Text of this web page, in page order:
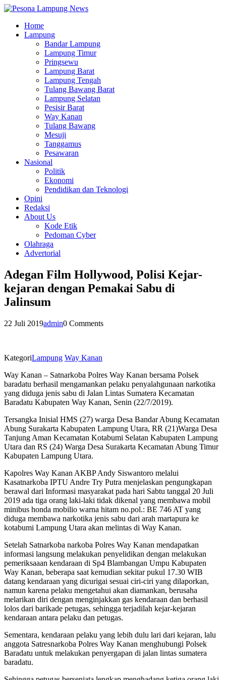
Home
Lampung
Bandar Lampung
Lampung Timur
Pringsewu
Lampung Barat
Lampung Tengah
Tulang Bawang Barat
Lampung Selatan
Pesisir Barat
Way Kanan
Tulang Bawang
Mesuji
Tanggamus
Pesawaran
Nasional
Politik
Ekonomi
Pendidikan dan Teknologi
Opini
Redaksi
About Us
Kode Etik
Pedoman Cyber
Olahraga
Advertorial
Adegan Film Hollywood, Polisi Kejar-
kejaran dengan Pemakai Sabu di
Jalinsum
22 Juli 2019admin0 Comments
KategoriLampung Way Kanan
Way Kanan – Satnarkoba Polres Way Kanan bersama Polsek
baradatu berhasil mengamankan pelaku penyalahgunaan narkotika
yang diduga jenis sabu di Jalan Lintas Sumatera Kecamatan
Baradatu Kabupaten Way Kanan, Senin (22/7/2019).
Tersangka Inisial HMS (27) warga Desa Bandar Abung Kecamatan
Abung Surakarta Kabupaten Lampung Utara, RR (21)Warga Desa
Tanjung Aman Kecamatan Kotabumi Selatan Kabupaten Lampung
Utara dan RS (24) Warga Desa Surakarta Kecamatan Abung Timur
Kabupaten Lampung Utara.
Kapolres Way Kanan AKBP Andy Siswantoro melalui
Kasatnarkoba IPTU Andre Try Putra menjelaskan pengungkapan
berawal dari Informasi masyarakat pada hari Sabtu tanggal 20 Juli
2019 ada tiga orang laki-laki tidak dikenal yang membawa mobil
minibus honda mobilio warna hitam no.pol.: BE 746 AT yang
diduga membawa narkotika jenis sabu dari arah martapura ke
kotabumi Lampung Utara akan melintas di Way Kanan.
Setelah Satnarkoba narkoba Polres Way Kanan mendapatkan
informasi langsung melakukan penyelidikan dengan melakukan
pemeriksaaan kendaraan di Sp4 Blambangan Umpu Kabupaten
Way Kanan, beberapa saat kemudian sekitar pukul 17.30 WIB
datang kendaraan yang dicurigai sesuai ciri-ciri yang dilaporkan,
namun karena pelaku mengetahui akan diamankan, berusaha
melarikan diri dengan menginjakkan gas kendaraan dan berhasil
lolos dari barikade petugas, sehingga terjadilah kejar-kejaran
kendaraan antara pelaku dan petugas.
Sementara, kendaraan pelaku yang lebih dulu lari dari kejaran, lalu
anggota Satresnarkoba Polres Way Kanan menghubungi Polsek
Baradatu untuk melakukan penyergapan di jalan lintas sumatera
baradatu.